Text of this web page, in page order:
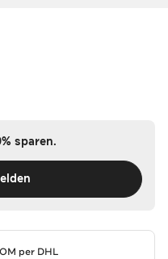
sparen.
per DHL